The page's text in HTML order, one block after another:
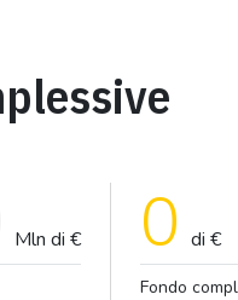
Mln di € 0 di €
Fondo